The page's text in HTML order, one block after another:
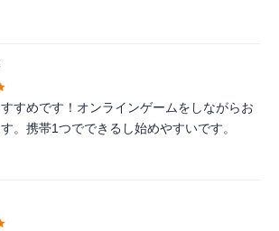
すめです！オンラインゲームをしながらお
。携帯1つでできるし始めやすいです。